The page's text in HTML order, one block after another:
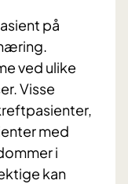
på
ved ulike
Visse
med
i
kan